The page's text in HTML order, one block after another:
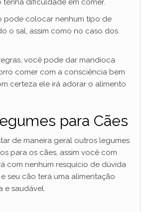
tenha dificuldade em comer.
pode colocar nenhum tipo de
o sal, assim como no caso dos
você pode dar mandioca
comer com a consciência bem
certeza ele irá adorar o alimento
para Cães
de maneira geral outros legumes
para os cães, assim você com
com nenhum resquício de dúvida
seu cão terá uma alimentação
e saudável.